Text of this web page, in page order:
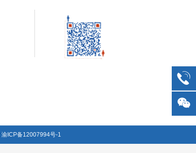
渝ICP备12007994号-1